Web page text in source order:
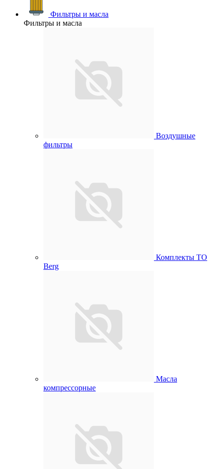
Фильтры и масла
Фильтры и масла
Воздушные
фильтры
Комплекты ТО
Berg
Масла
компрессорные